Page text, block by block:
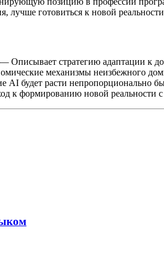
лучше готовиться к новой
— Описывает стратегию адаптации к
механизмы неизбежного
будет расти непропорционально
к формированию новой реальности